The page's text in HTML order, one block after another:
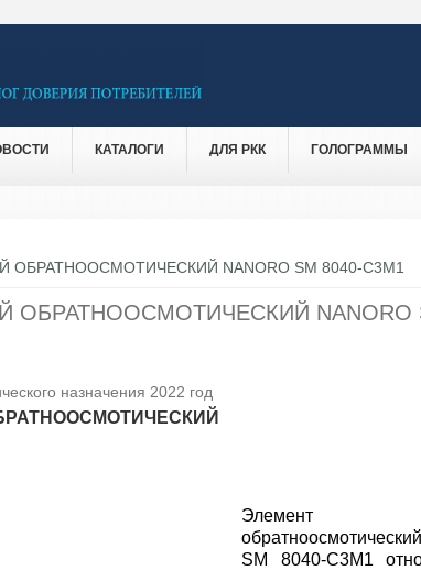
КАТАЛОГИ ДЛЯ РКК ГОЛОГРАММЫ
NANORO SM 8040-С3М1
NANORO
назначения 2022 год
Элемент
SM 8040-С3М1